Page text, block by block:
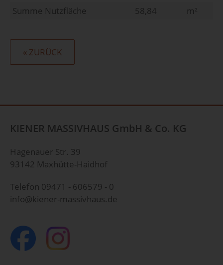
Summe Nutzfläche
58,84 m²
« ZURÜCK
KIENER MASSIVHAUS GmbH & Co. KG
Hagenauer Str. 39
93142 Maxhütte-Haidhof
Telefon 09471 - 606579 - 0
info@kiener-massivhaus.de